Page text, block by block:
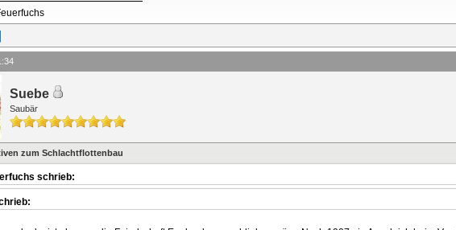
Suebe
Saubär
zum Schlachtflottenbau
schrieb: